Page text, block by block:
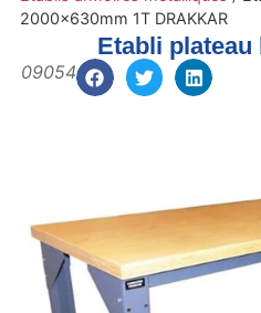
2000x630mm 1T DRAKKAR
Etabli plateau
09054